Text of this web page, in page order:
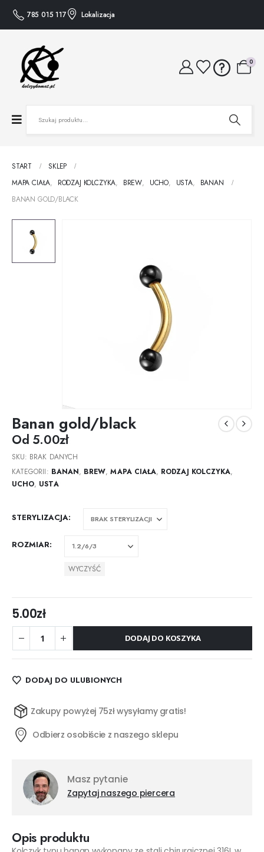
785 015 117 Lokalizacja
0
START
SKLEP
MAPA CIAŁA, RODZAJ KOLCZYKA, BREW, UCHO, USTA,
BANAN
BANAN GOLD/BLACK
Banan gold/black
Od 5.00zł
SKU: BRAK DANYCH
KATEGORII: BANAN, BREW,MAPA CIAŁA, RODZAJ KOLCZYKA,
UCHO, USTA
STERYLIZACJA
ROZMIAR
WYCZYŚĆ
5.00zł
DODAJ DO KOSZYKA
DODAJ DO ULUBIONYCH
Zakupy powyżej 75zł wysyłamy gratis!
Odbierz osobiście z naszego sklepu
Masz pytanie
Zapytaj naszego piercera
Opis produktu